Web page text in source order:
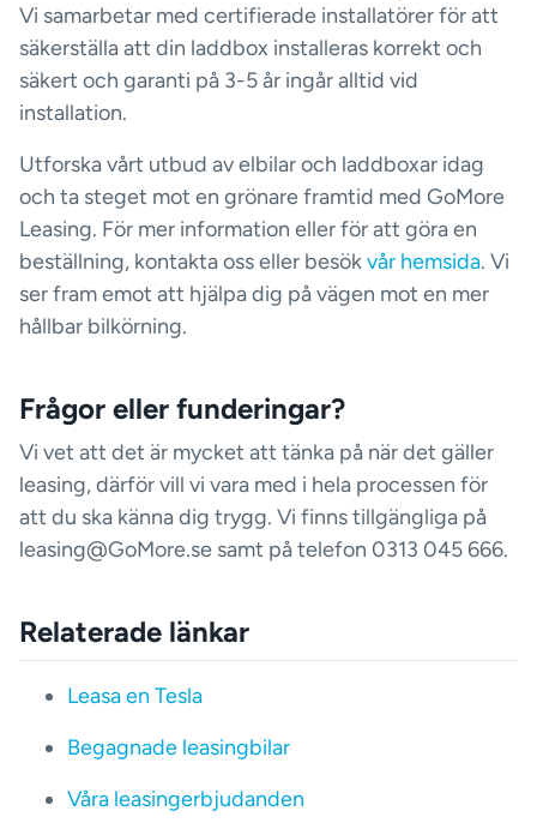
Vi samarbetar med certifierade installatörer för att
säkerställa att din laddbox installeras korrekt och
säkert och garanti på 3-5 år ingår alltid vid
installation.
Utforska vårt utbud av elbilar och laddboxar idag
och ta steget mot en grönare framtid med GoMore
Leasing. För mer information eller för att göra en
beställning, kontakta oss eller besökvår hemsida. Vi
ser fram emot att hjälpa dig på vägen mot en mer
hållbar bilkörning.
Frågor eller funderingar?
Vi vet att det är mycket att tänka på när det gäller
leasing, därför vill vi vara med i hela processen för
att du ska känna dig trygg. Vi finns tillgängliga på
leasing@GoMore.se samt på telefon 0313 045 666.
Relaterade länkar
Leasa en Tesla
Begagnade leasingbilar
Våra leasingerbjudanden